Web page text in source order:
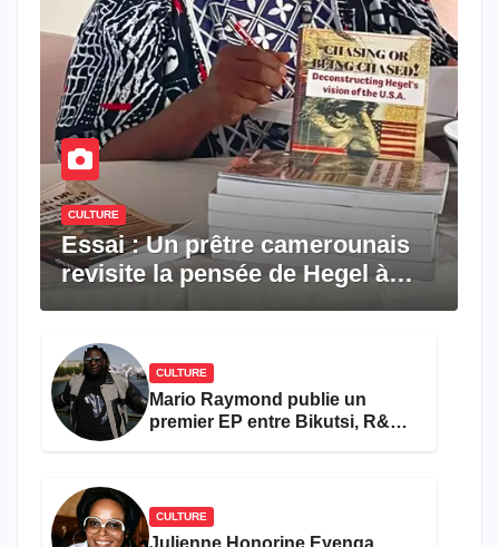
CULTURE
Essai : Un prêtre camerounais
revisite la pensée de Hegel à
CULTURE
Mario Raymond publie un
premier EP entre Bikutsi, R&B
CULTURE
Julienne Honorine Eyenga